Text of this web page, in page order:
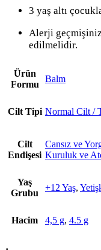
3 yaş altı
Alerji
edilmelidir.
Ürün
Formu
Balm
Cilt Tipi Normal Cilt /
Cilt
Endişesi
Cansız ve
Kuruluk ve
Yaş
Grubu
+12 Yaş,
Hacim 4,5 g, 4.5 g